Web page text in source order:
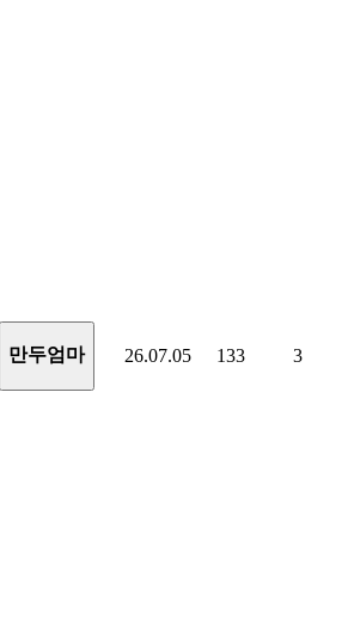
만두엄마 26.07.05 133 3